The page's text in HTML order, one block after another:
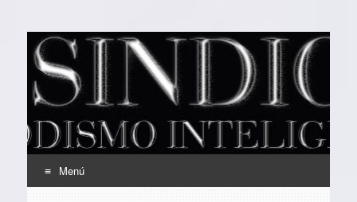
EL SINDICAL
Periodismo Inteligente
Menú